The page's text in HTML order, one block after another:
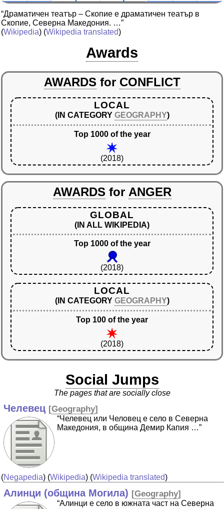
“Драматичен театър – Скопие е драматичен театър в
Скопие, Северна Македония. …”
(Wikipedia) (Wikipedia translated)
Awards
AWARDS for CONFLICT
LOCAL
(IN CATEGORY GEOGRAPHY)
Top 1000 of the year
(2018)
AWARDS for ANGER
GLOBAL
(IN ALL WIKIPEDIA)
Top 1000 of the year
(2018)
LOCAL
(IN CATEGORY GEOGRAPHY)
Top 100 of the year
(2018)
Social Jumps
The pages that are socially close
Челевец [Geography]
“Челевец или Человец е село в Северна
Македония, в община Демир Капия …”
(Negapedia) (Wikipedia) (Wikipedia translated)
Алинци (община Могила) [Geography]
“Алинци е село в южната част на Северна